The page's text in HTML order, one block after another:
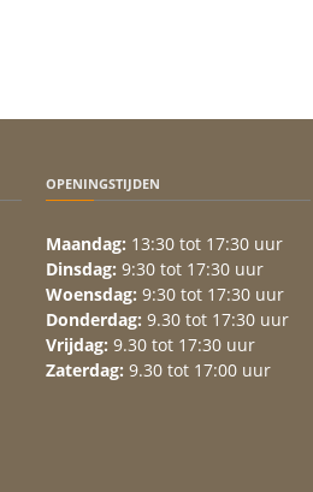
OPENINGSTIJDEN
Maandag: 13:30 tot 17:30 uur
Dinsdag: 9:30 tot 17:30 uur
Woensdag: 9:30 tot 17:30 uur
Donderdag: 9.30 tot 17:30 uur
Vrijdag: 9.30 tot 17:30 uur
Zaterdag: 9.30 tot 17:00 uur